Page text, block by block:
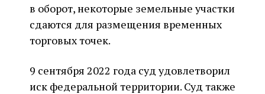
в оборот, некоторые земельные участки
сдаются для размещения временных
торговых точек.
9 сентября 2022 года суд удовлетворил
иск федеральной территории. Суд также